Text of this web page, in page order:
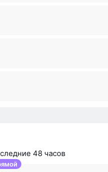
48 часов